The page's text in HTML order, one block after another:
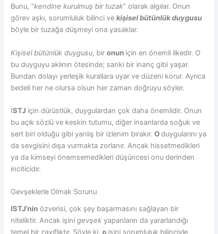
Bunu, “kendine kurulmuş bir tuzak” olarak algılar. Onun
görev aşkı, sorumluluk bilinci vekişisel bütünlük duygusu
böyle bir tuzağa düşmeyi ona yasaklar.
Kişisel bütünlük duygusu, bironun için en önemli ilkedir. O
bu duyguyu aklının ötesinde; sanki bir inanç gibi yaşar.
Bundan dolayı yerleşik kurallara uyar ve düzeni korur. Ayrıca
bedeli her ne olursa olsun her zaman doğruyu söyler.
ISTJ için dürüstlük, duygulardan çok daha önemlidir. Onun
bu açık sözlü ve keskin tutumu, diğer insanlarda soğuk ve
sert biri olduğu gibi yanlış bir izlenim bırakır.Oduygularını ya
da sevgisini dışa vurmakta zorlanır. Ancak hissetmedikleri
ya da kimseyi önemsemedikleri düşüncesi onu derinden
inciticidir.
Gevşeklerle Olmak Sorunu
ISTJ’nin özverisi, çok şey başarmasını sağlayan bir
niteliktir. Ancak işinigevşekyapanların da yararlandığı
temel bir zayıflıktır. Şöyle ki,o işini sorumluluk bilinciyle